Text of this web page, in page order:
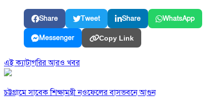
Share Tweet Share WhatsApp
Messenger Copy Link
এই ক্যাটাগরির আরও খবর
চট্টগ্রামে সাবেক শিক্ষামন্ত্রী নওফেলের বাসভবনে আগুন